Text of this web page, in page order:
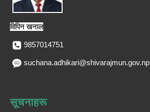
विपिन खनाल
9857014751
suchana.adhikari@shivarajmun.gov.np
सूचनाहरू